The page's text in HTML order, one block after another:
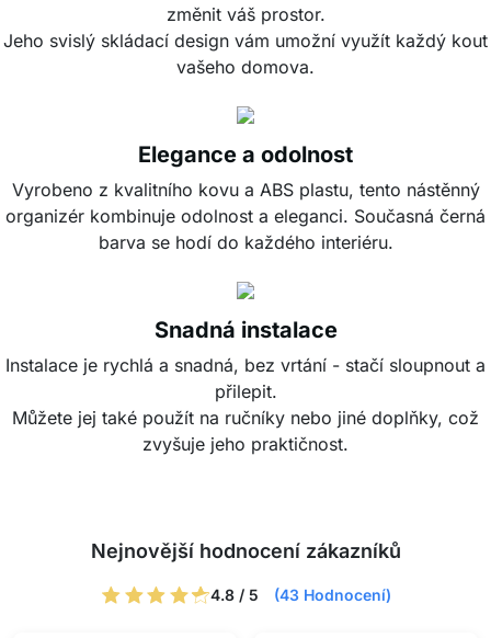
změnit váš prostor.
Jeho svislý skládací design vám umožní využít každý kout
vašeho domova.
Elegance a odolnost
Vyrobeno z kvalitního kovu a ABS plastu, tento nástěnný
organizér kombinuje odolnost a eleganci. Současná černá
barva se hodí do každého interiéru.
Snadná instalace
Instalace je rychlá a snadná, bez vrtání - stačí sloupnout a
přilepit.
Můžete jej také použít na ručníky nebo jiné doplňky, což
zvyšuje jeho praktičnost.
Nejnovější hodnocení zákazníků
4.8 / 5 (43 Hodnocení)